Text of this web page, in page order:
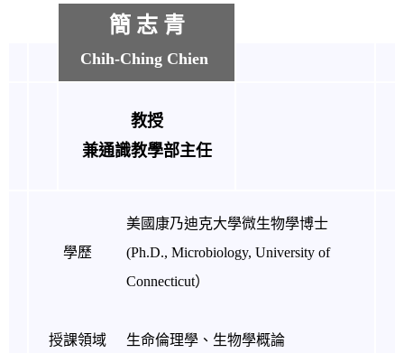
簡 志 青
Chih-Ching Chien
教授
兼通識教學部主任
學歷
美國康乃迪克大學微生物學博士
(Ph.D., Microbiology, University of
Connecticut）
授課領域 生命倫理學、生物學概論